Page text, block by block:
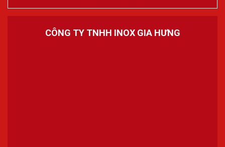
CÔNG TY TNHH INOX GIA HƯNG